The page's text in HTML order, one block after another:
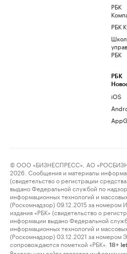
РБК
РБК
РБК
РБК
iOS
© ООО «БИЗНЕСПРЕСС», АО
2026. Сообщения и материалы
(свидетельство о регистрации
выдано Федеральной службой по
информационных технологий и
(Роскомнадзор) 09.12.2015 за
издания «РБК» (свидетельство о
информации выдано Федеральной
информационных технологий и
(Роскомнадзор) 03.12.2021 за
сопровождаются пометкой «РБК».
18+